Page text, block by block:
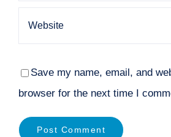
Save my name, email, and
browser for the next time I